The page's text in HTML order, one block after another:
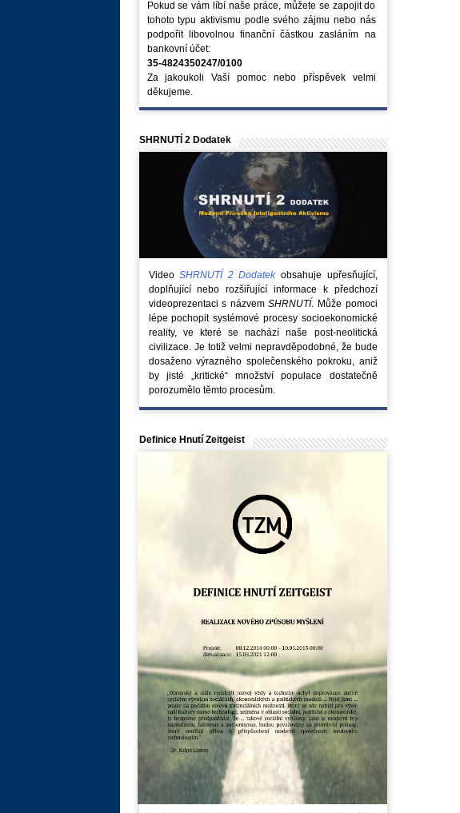
Pokud se vám líbí naše práce, můžete se zapojit do
tohoto typu aktivismu podle svého zájmu nebo nás
podpořit libovolnou finanční částkou zasláním na
bankovní účet:
35-4824350247/0100
Za jakoukoli Vaší pomoc nebo příspěvek velmi
děkujeme.
SHRNUTÍ 2 Dodatek
VideoSHRNUTÍ 2 Dodatekobsahuje upřesňující,
doplňující nebo rozšiřující informace k předchozí
videoprezentaci s názvemSHRNUTÍ. Může pomoci
lépe pochopit systémové procesy socioekonomické
reality, ve které se nachází naše post-neolitická
civilizace. Je totiž velmi nepravděpodobné, že bude
dosaženo výrazného společenského pokroku, aniž
by jisté „kritické“ množství populace dostatečně
porozumělo těmto procesům.
Definice Hnutí Zeitgeist